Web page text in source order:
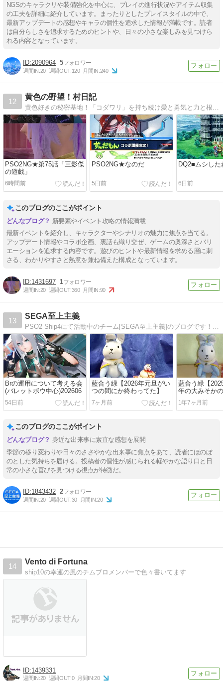
NGSのキャラクリや装備強化を中心に、プレイの進行状況やアイテム収集
の工夫を詳細に紹介しています。まったりとしたプレイスタイルの中で、
最新アップデートの感想やキャラの個性を追求した情報が満載です。読者
は自分らしさを追求するためのヒントや、日々の小さな楽しみを見つけら
れる内容となっています。
2090964 5
週間IN:20 週間OUT:120 月間IN:240
12
黄色の野望！村日記
PSO2NG★第75話「三影傑
の遊戯」
6時間前
PSO2NG★なのだ
5日前
DQ2■ムシした
6日前
このブログのここがポイント
新要素やイベント攻略の情報満載
最新イベントを紹介し、キャラクターやシナリオの魅力に焦点を当てる。
アップデート情報やコラボ企画、裏話も織り交ぜ、ゲームの奥深さとバリ
エーションを追求する内容です。遊びのヒントや最新情報を求める層に刺
さる、わかりやすさと熱意を兼ね備えた構成となっています。
1431697 1
週間IN:20 週間OUT:360 月間IN:90
13
SEGA至上主義
Brの運用について考える会
(バレットボウ中心)202606
54日前
藍合う緑【2026年元旦がい
つの間にか終わってた】
7ヶ月前
藍合う緑【
年の大みそか
少々】
1年7ヶ月前
このブログのここがポイント
身近な出来事に素直な感想を展開
季節の移り変わりや日々のささやかな出来事に焦点をあて、読者にほのぼ
のとした気持ちを届ける。投稿者の個性が感じられる軽やかな語り口と日
常の小さな喜びを見つける視点が特徴だ。
1843432 2
週間IN:20 週間OUT:30 月間IN:20
14
Vento di Fortuna
ship10の幸運の風のチムブロメンバーで色々書いてます
1439331
週間IN:20 週間OUT:0 月間IN:20